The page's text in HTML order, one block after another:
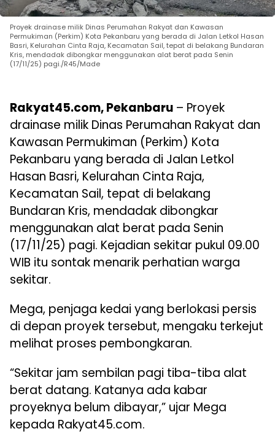
Proyek drainase milik Dinas Perumahan Rakyat dan Kawasan
Permukiman (Perkim) Kota Pekanbaru yang berada di Jalan Letkol Hasan
Basri, Kelurahan Cinta Raja, Kecamatan Sail, tepat di belakang Bundaran
Kris, mendadak dibongkar menggunakan alat berat pada Senin
(17/11/25) pagi./R45/Made
Rakyat45.com,Pekanbaru – Proyek
drainase milik Dinas Perumahan Rakyat dan
Kawasan Permukiman (Perkim) Kota
Pekanbaru yang berada di Jalan Letkol
Hasan Basri, Kelurahan Cinta Raja,
Kecamatan Sail, tepat di belakang
Bundaran Kris, mendadak dibongkar
menggunakan alat berat pada Senin
(17/11/25) pagi. Kejadian sekitar pukul 09.00
WIB itu sontak menarik perhatian warga
sekitar.
Mega, penjaga kedai yang berlokasi persis
di depan proyek tersebut, mengaku terkejut
melihat proses pembongkaran.
“Sekitar jam sembilan pagi tiba-tiba alat
berat datang. Katanya ada kabar
proyeknya belum dibayar,” ujar Mega
kepada Rakyat45.com.